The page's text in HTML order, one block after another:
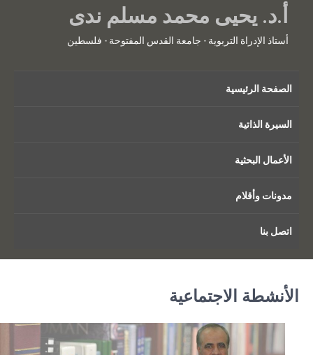
أ.د. يحيى محمد مسلم ندى
أستاذ الإدراة التربوية - جامعة القدس المفتوحة - فلسطين
الصفحة الرئيسية
السيرة الذاتية
الأعمال البحثية
مدونات وأقلام
اتصل بنا
الأنشطة الاجتماعية